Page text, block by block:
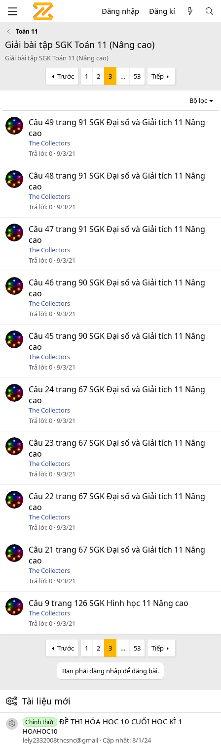
Đăng nhập Đăng kí
Toán 11
Giải bài tập SGK Toán 11 (Nâng cao)
Giải bài tập SGK Toán 11 (Nâng cao)
Trước 1 2 3 … 53 Tiếp
Bộ lọc
Câu 49 trang 91 SGK Đại số và Giải tích 11 Nâng
cao
The Collectors
Trả lời 0 9/3/21
Câu 48 trang 91 SGK Đại số và Giải tích 11 Nâng
cao
The Collectors
Trả lời 0 9/3/21
Câu 47 trang 91 SGK Đại số và Giải tích 11 Nâng
cao
The Collectors
Trả lời 0 9/3/21
Câu 46 trang 90 SGK Đại số và Giải tích 11 Nâng
cao
The Collectors
Trả lời 0 9/3/21
Câu 45 trang 90 SGK Đại số và Giải tích 11 Nâng
cao
The Collectors
Trả lời 0 9/3/21
Câu 24 trang 67 SGK Đại số và Giải tích 11 Nâng
cao
The Collectors
Trả lời 0 9/3/21
Câu 23 trang 67 SGK Đại số và Giải tích 11 Nâng
cao
The Collectors
Trả lời 0 9/3/21
Câu 22 trang 67 SGK Đại số và Giải tích 11 Nâng
cao
The Collectors
Trả lời 0 9/3/21
Câu 21 trang 67 SGK Đại số và Giải tích 11 Nâng
cao
The Collectors
Trả lời 0 9/3/21
Câu 9 trang 126 SGK Hình học 11 Nâng cao
The Collectors
Trả lời 0 9/3/21
Trước 1 2 3 … 53 Tiếp
Bạn phải đăng nhập để đăng bài.
Tài liệu mới
icon tài liệu
Chính thức ĐỀ THI HÓA HỌC 10 CUỐI HỌC KÌ 1
HOAHOC10
lely2332008thcsnc@gmail Cập nhật:8/1/24